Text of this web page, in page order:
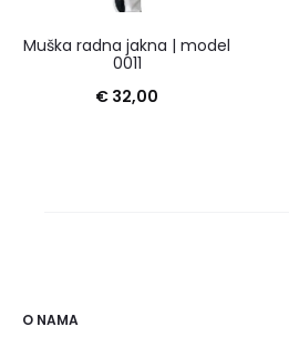
Muška radna jakna | model
0011
€ 32,00
O NAMA